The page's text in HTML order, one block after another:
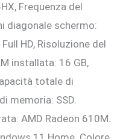
Frequenza del
diagonale schermo:
HD, Risoluzione del
installata: 16 GB,
totale di
memoria: SSD.
AMD Radeon 610M.